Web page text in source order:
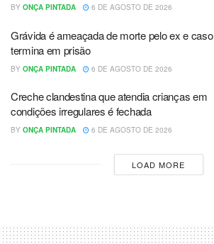
BY ONÇA PINTADA 6 DE AGOSTO DE 2026
Grávida é ameaçada de morte pelo ex e caso
termina em prisão
BY ONÇA PINTADA 6 DE AGOSTO DE 2026
Creche clandestina que atendia crianças em
condições irregulares é fechada
BY ONÇA PINTADA 6 DE AGOSTO DE 2026
LOAD MORE